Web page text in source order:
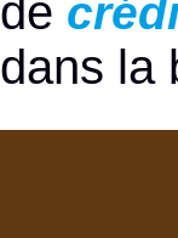
de
dans la